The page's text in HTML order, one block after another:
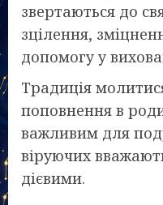
звертаються до
зцілення,
допомогу у
Традиція
поповнення в
важливим для
віруючих
дієвими.